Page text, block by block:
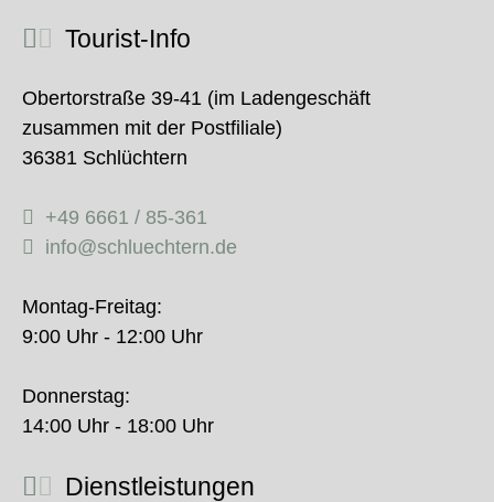
Tourist-Info
Obertorstraße 39-41 (im Ladengeschäft
zusammen mit der Postfiliale)
36381 Schlüchtern
+49 6661 / 85-361
info@schluechtern.de
Montag-Freitag:
9:00 Uhr - 12:00 Uhr
Donnerstag:
14:00 Uhr - 18:00 Uhr
Dienstleistungen